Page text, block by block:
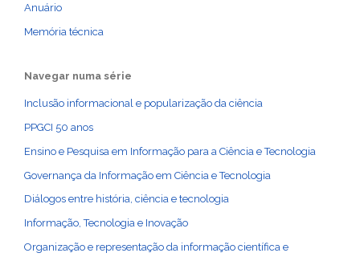
Anuário
Memória técnica
Navegar numa série
Inclusão informacional e popularização da ciência
PPGCI 50 anos
Ensino e Pesquisa em Informação para a Ciência e Tecnologia
Governança da Informação em Ciência e Tecnologia
Diálogos entre história, ciência e tecnologia
Informação, Tecnologia e Inovação
Organização e representação da informação científica e